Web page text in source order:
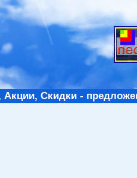
Скидки -